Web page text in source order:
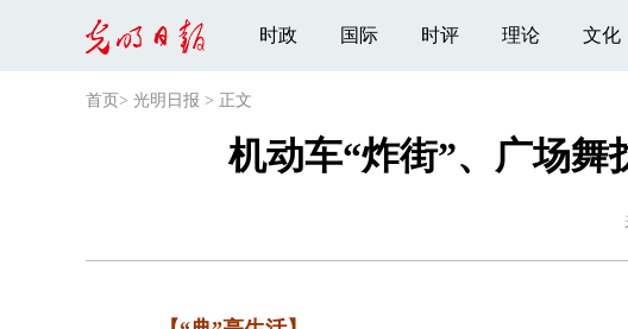
时政 国际 时评 理论 文化
首页 > 光明日报 > 正文
机动车“炸街”、广场